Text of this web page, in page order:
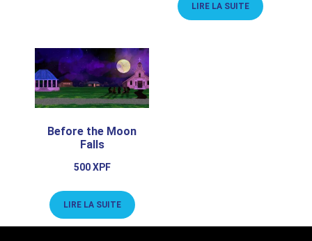
LIRE LA SUITE
Before the Moon
Falls
500XPF
LIRE LA SUITE